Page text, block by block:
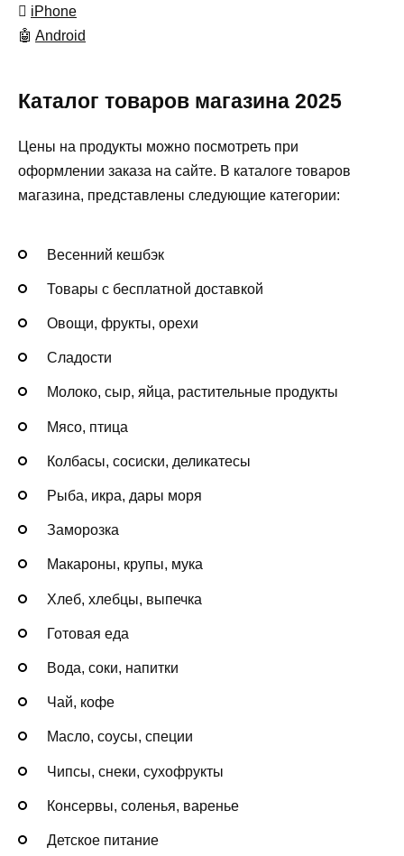
 iPhone
🤖 Android
Каталог товаров магазина 2025
Цены на продукты можно посмотреть при
оформлении заказа на сайте. В каталоге товаров
магазина, представлены следующие категории:
Весенний кешбэк
Товары с бесплатной доставкой
Овощи, фрукты, орехи
Сладости
Молоко, сыр, яйца, растительные продукты
Мясо, птица
Колбасы, сосиски, деликатесы
Рыба, икра, дары моря
Заморозка
Макароны, крупы, мука
Хлеб, хлебцы, выпечка
Готовая еда
Вода, соки, напитки
Чай, кофе
Масло, соусы, специи
Чипсы, снеки, сухофрукты
Консервы, соленья, варенье
Детское питание